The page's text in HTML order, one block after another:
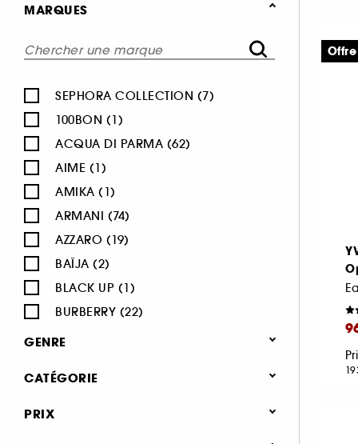
MARQUES
SEPHORA COLLECTION (7)
100BON (1)
ACQUA DI PARMA (62)
AIME (1)
AMIKA (1)
ARMANI (74)
AZZARO (19)
BAÏJA (2)
BLACK UP (1)
BURBERRY (22)
BVLGARI (12)
CACHAREL (24)
GENRE
Femme (1379)
Mixte (494)
CATÉGORIE
Parfum
PRIX